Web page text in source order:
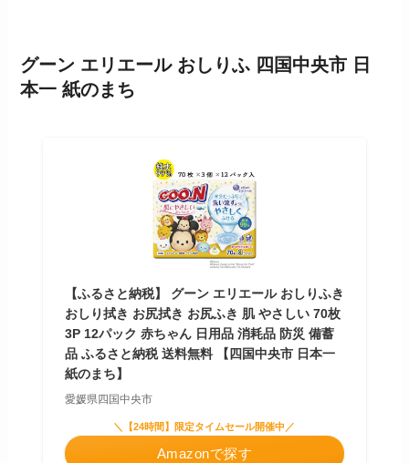
グーン エリエール おしりふ 四国中央市 日
本一 紙のまち
【ふるさと納税】 グーン エリエール おしりふき
おしり拭き お尻拭き お尻ふき 肌 やさしい 70枚
3P 12パック 赤ちゃん 日用品 消耗品 防災 備蓄
品 ふるさと納税 送料無料 【四国中央市 日本一
紙のまち】
愛媛県四国中央市
＼【24時間】限定タイムセール開催中／
Amazonで探す